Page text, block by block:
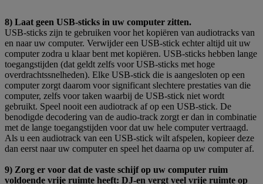
8) Laat geen USB-sticks in uw computer zitten.
USB-sticks zijn te gebruiken voor het kopiëren van audiotracks van
en naar uw computer. Verwijder een USB-stick echter altijd uit uw
computer zodra u klaar bent met kopiëren. USB-sticks hebben lange
toegangstijden (dat geldt zelfs voor USB-sticks met hoge
overdrachtssnelheden). Elke USB-stick die is aangesloten op een
computer zorgt daarom voor significant slechtere prestaties van die
computer, zelfs voor taken waarbij de USB-stick niet wordt
gebruikt. Speel nooit een audiotrack af op een USB-stick. De
benodigde decodering van de audio-track zorgt er dan in combinatie
met de lange toegangstijden voor dat uw hele computer vertraagd.
Als u een audiotrack van een USB-stick wilt afspelen, kopieer deze
dan eerst naar uw computer en speel het daarna op uw computer af.
9) Zorg er voor dat de vaste schijf op uw computer ruim
voldoende vrije ruimte heeft: DJ-en vergt veel vrije ruimte op